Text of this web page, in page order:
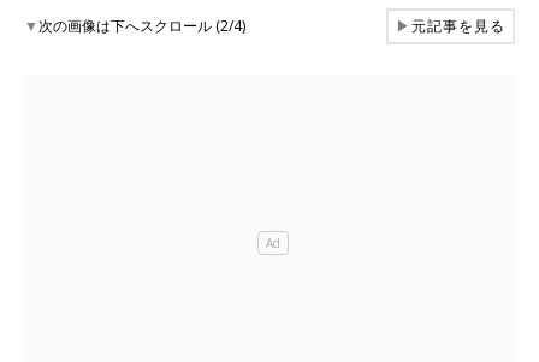
▼次の画像は下へスクロール (2/4) ▶元記事を見る